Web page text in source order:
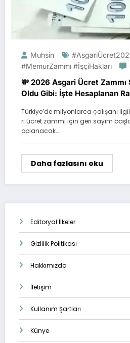
Muhsin
#MemurZammı #İşçiHakları
💸 2026 Asgari Ücret Zammı
Oldu Gibi: İşte Hesaplanan
Türkiye’de milyonlarca çalışanı
ri ücret zammı için geri sayım
oplanacak…
Daha fazlasını oku
Editoryal İlkeler
Gizlilik Politikası
Hakkımızda
İletişim
Kullanım Şartları
Künye